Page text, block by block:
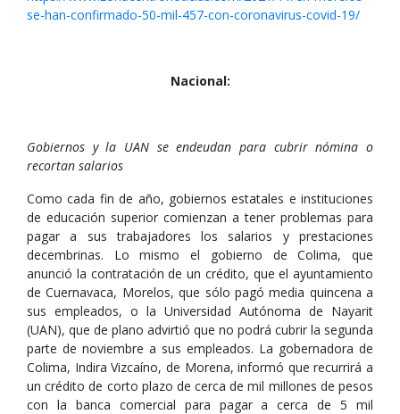
se-han-confirmado-50-mil-457-con-coronavirus-covid-19/
Nacional:
Gobiernos y la UAN se endeudan para cubrir nómina o
recortan salarios
Como cada fin de año, gobiernos estatales e instituciones
de educación superior comienzan a tener problemas para
pagar a sus trabajadores los salarios y prestaciones
decembrinas. Lo mismo el gobierno de Colima, que
anunció la contratación de un crédito, que el ayuntamiento
de Cuernavaca, Morelos, que sólo pagó media quincena a
sus empleados, o la Universidad Autónoma de Nayarit
(UAN), que de plano advirtió que no podrá cubrir la segunda
parte de noviembre a sus empleados. La gobernadora de
Colima, Indira Vizcaíno, de Morena, informó que recurrirá a
un crédito de corto plazo de cerca de mil millones de pesos
con la banca comercial para pagar a cerca de 5 mil